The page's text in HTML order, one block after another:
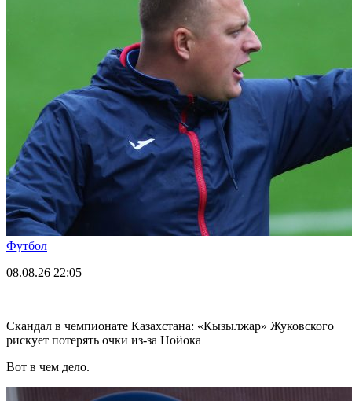
Футбол
08.08.26 22:05
Скандал в чемпионате Казахстана: «Кызылжар» Жуковского
рискует потерять очки из-за Нойока
Вот в чем дело.